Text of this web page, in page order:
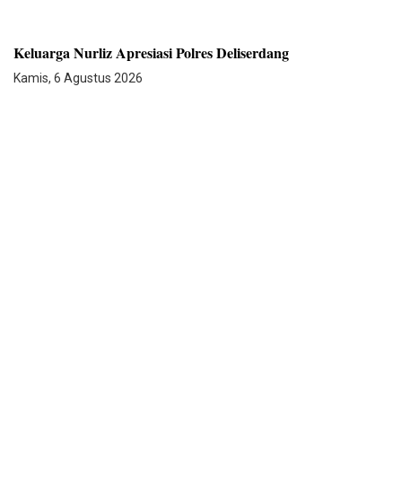
Keluarga Nurliz Apresiasi Polres Deliserdang
Kamis, 6 Agustus 2026